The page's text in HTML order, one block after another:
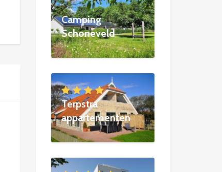
Camping
Schoneveld
Terpstra
appartementen